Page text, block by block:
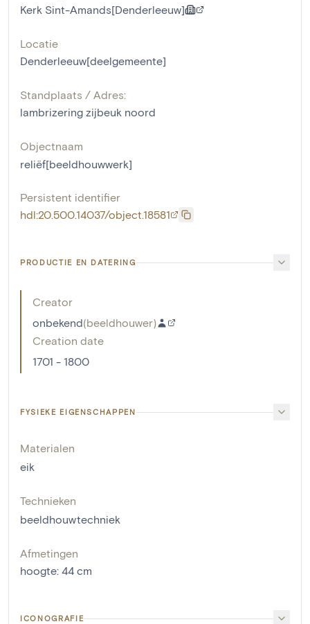
Kerk Sint-Amands[Denderleeuw]
Locatie
Denderleeuw[deelgemeente]
Standplaats / Adres:
lambrizering zijbeuk noord
Objectnaam
reliëf[beeldhouwwerk]
Persistent identifier
hdl:20.500.14037/object.18581
PRODUCTIE EN DATERING
Creator
onbekend(beeldhouwer)
Creation date
1701 - 1800
FYSIEKE EIGENSCHAPPEN
Materialen
eik
Technieken
beeldhouwtechniek
Afmetingen
hoogte: 44 cm
ICONOGRAFIE